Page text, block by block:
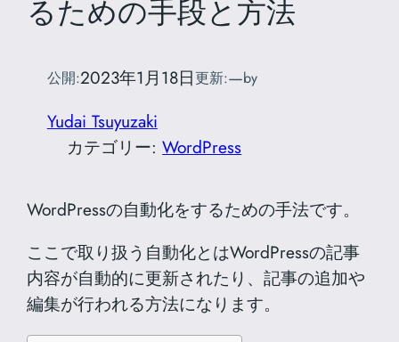
るための手段と方法
公開:2023年1月18日更新:—by
Yudai Tsuyuzaki
カテゴリー:WordPress
WordPressの自動化をするための手法です。
ここで取り扱う自動化とはWordPressの記事
内容が自動的に更新されたり、記事の追加や
編集が行われる方法になります。